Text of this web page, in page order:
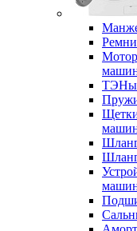
ТЭНы